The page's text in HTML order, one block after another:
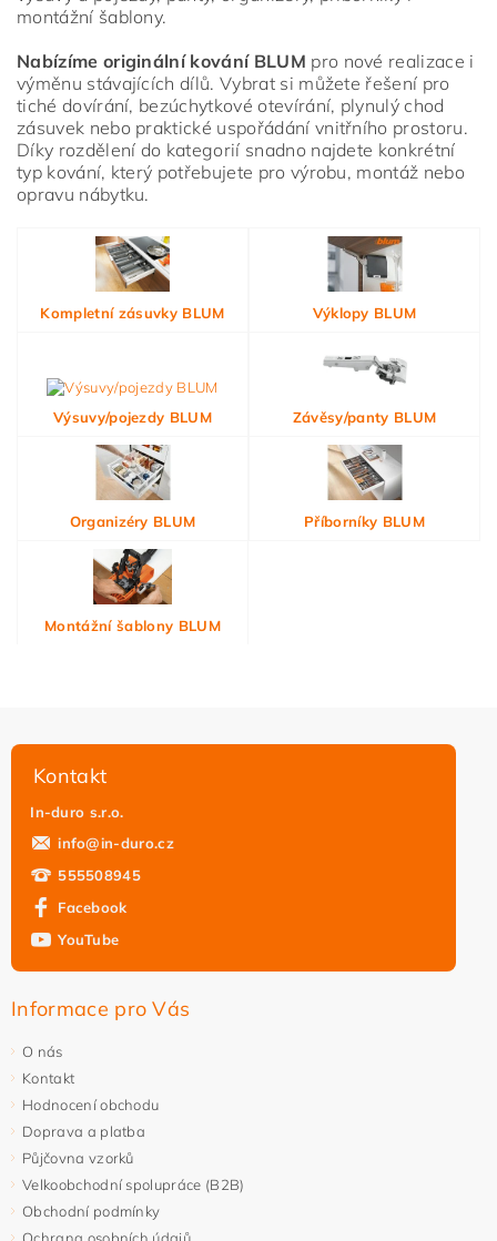
Vložením hodnocení souhlasíte s
osobních údajů
montážní šablony.
Nabízíme originální kování BLUM pro nové realizace i
výměnu stávajících dílů. Vybrat si můžete řešení pro
tiché dovírání, bezúchytkové otevírání, plynulý chod
zásuvek nebo praktické uspořádání vnitřního prostoru.
Díky rozdělení do kategorií snadno najdete konkrétní
typ kování, který potřebujete pro výrobu, montáž nebo
opravu nábytku.
Kompletní zásuvky BLUM Výklopy BLUM
Výsuvy/pojezdy BLUM Závěsy/panty BLUM
Organizéry BLUM Příborníky BLUM
Montážní šablony BLUM
Kontakt
In-duro s.r.o.
info@in-duro.cz
555508945
Facebook
YouTube
Informace pro Vás
O nás
Kontakt
Hodnocení obchodu
Doprava a platba
Půjčovna vzorků
Velkoobchodní spolupráce (B2B)
Obchodní podmínky